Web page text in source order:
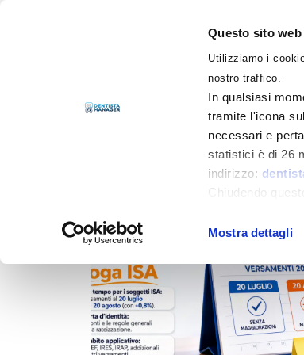
Questo sito
Utilizziamo i
nostro traffico.
In qualsiasi
tramite l'icona
necessari e
statistici è di 26
indirizzo:
Chiudendo
Mostra dettagli
Categorie